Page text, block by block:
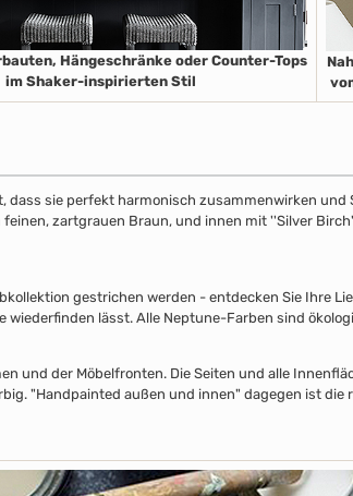
Hängeschränke oder Counter-Tops
im Shaker-inspirierten Stil
sie perfekt harmonisch zusammenwirken und
zartgrauen Braun, und innen mit ''Silver
gestrichen werden - entdecken Sie Ihre
lässt. Alle Neptune-Farben sind
und der Möbelfronten. Die Seiten und alle
"Handpainted außen und innen" dagegen ist